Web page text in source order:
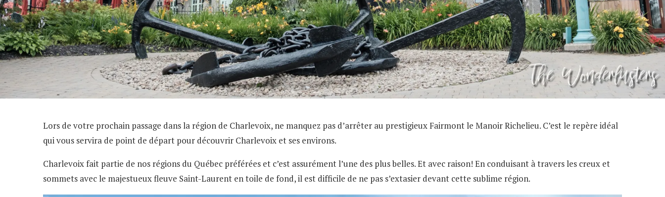
Lors de votre prochain passage dans la région de Charlevoix, ne manquez pas d’arrêter au prestigieux Fairmont le Manoir Richelieu. C’est le repère idéal
qui vous servira de point de départ pour découvrir Charlevoix et ses environs.
Charlevoix fait partie de nos régions du Québec préférées et c’est assurément l’une des plus belles. Et avec raison! En conduisant à travers les creux et
sommets avec le majestueux fleuve Saint-Laurent en toile de fond, il est difficile de ne pas s’extasier devant cette sublime région.